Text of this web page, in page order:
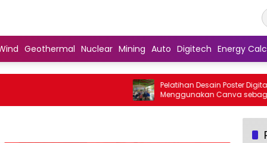
Geothermal Nuclear Mining Auto Digitech Energy
Pelatihan Desain Poster Digital
Menggunakan Canva sebagai Upaya
Penguatan Komunikasi Visual pada